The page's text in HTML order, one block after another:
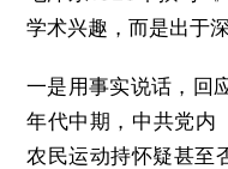
学术兴趣，而是出于
一是用事实说话，回
年代中期，中共党内
农民运动持怀疑甚至